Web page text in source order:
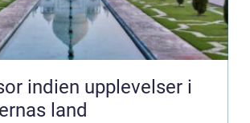
upplevelser i
land